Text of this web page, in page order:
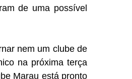
de uma possível
nem um clube de
na próxima terça
Marau está pronto